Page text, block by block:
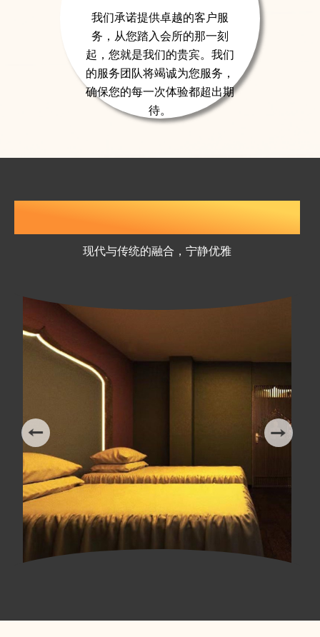
我们承诺提供卓越的客户服
务，从您踏入会所的那一刻
起，您就是我们的贵宾。我们
的服务团队将竭诚为您服务，
确保您的每一次体验都超出期
待。
会馆优美的环境
现代与传统的融合，宁静优雅